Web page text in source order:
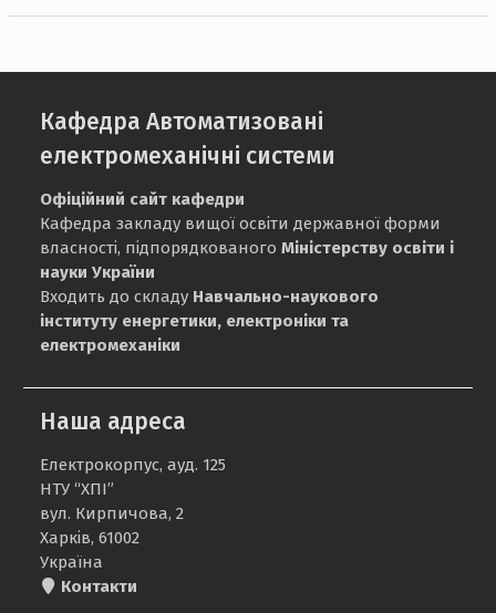
Кафедра Автоматизовані
електромеханічні системи
Офіційний сайт кафедри
Кафедра закладу вищої освіти державної форми
власності, підпорядкованогоМіністерству освіти і
науки України
Входить до складу Навчально-наукового
інституту енергетики, електроніки та
електромеханіки
Наша адреса
Електрокорпус, ауд. 125
НТУ “ХПІ”
вул. Кирпичова, 2
Харків, 61002
Україна
Контакти